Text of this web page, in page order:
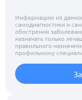
Информацию из
самодиагностики и
обострения
назначать только
правильного
профильному